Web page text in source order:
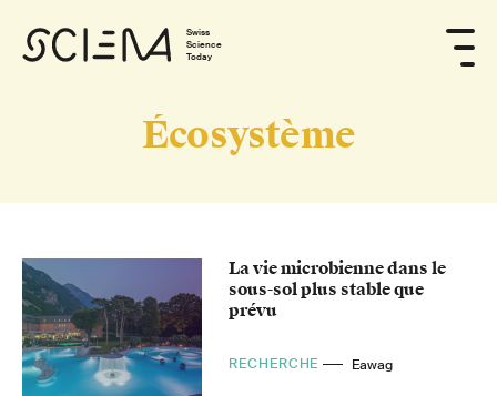
Swiss
Science
Today
Écosystème
La vie microbienne dans le
sous-sol plus stable que
prévu
RECHERCHE Eawag